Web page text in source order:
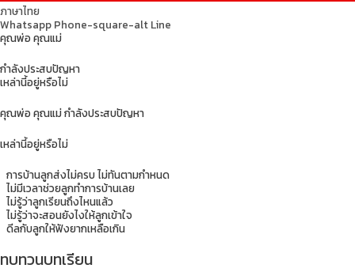
ภาษาไทย
Whatsapp Phone-square-alt Line
คุณพ่อ คุณแม่
กำลังประสบปัญหา
เหล่านี้อยู่หรือไม่
คุณพ่อ คุณแม่ กำลังประสบปัญหา
เหล่านี้อยู่หรือไม่
การบ้านลูกส่งไม่ครบ ไม่ทันตามกำหนด
ไม่มีเวลาช่วยลูกทำการบ้านเลย
ไม่รู้ว่าลูกเรียนถึงไหนแล้ว
ไม่รู้ว่าจะสอนยังไงให้ลูกเข้าใจ
ดีลกับลูกให้ฟังยากเหลือเกิน
ทบทวนบทเรียน